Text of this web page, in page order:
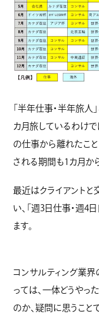
「半年仕事・半年旅人
カ月旅しているわけ
の仕事から離れたこと
される期間も1カ月か
最近はクライアントと
い、「週3日仕事・週4
ます。
コンサルティング業界
っては、一体どうやっ
のか、疑問に思うことで